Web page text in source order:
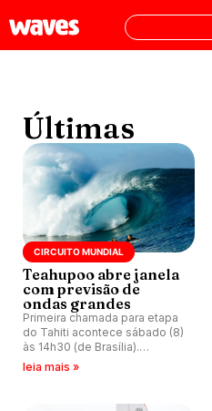
Últimas
CIRCUITO MUNDIAL
Teahupoo abre janela
com previsão de
ondas grandes
Primeira chamada para etapa
do Tahiti acontece sábado (8)
às 14h30 (de Brasília).
Previsão indica swell
baterias, com Kelly Slater
leia mais »